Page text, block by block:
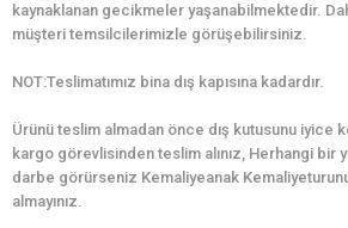
kaynaklanan gecikmeler yaşanabilmektedir.
müşteri temsilcilerimizle görüşebilirsiniz.
NOT:Teslimatımız bina dış kapısına kadardır.
Ürünü teslim almadan önce dış kutusunu iyice
kargo görevlisinden teslim alınız, Herhangi bir
darbe görürseniz Kemaliyeanak
almayınız.